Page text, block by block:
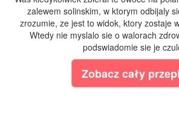
zalewem solinskim, w ktorym odbijaly
zrozumie, ze jest to widok, ktory zostaje
Wtedy nie myslalo sie o walorach
podswiadomie sie je
Zobacz cały